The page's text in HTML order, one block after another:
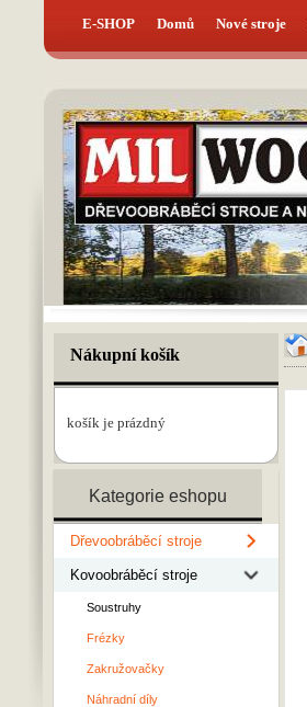
E-SHOP Domů Nové stroje
Nákupní košík
košík je prázdný
Kategorie eshopu
Dřevoobráběcí stroje
Kovoobráběcí stroje
Soustruhy
Frézky
Zakružovačky
Náhradní díly